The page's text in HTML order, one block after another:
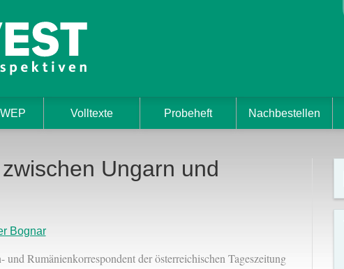
Volltexte Probeheft Nachbestellen
Ungarn und
Bognar
Rumänienkorrespondent der österreichischen Tageszeitung